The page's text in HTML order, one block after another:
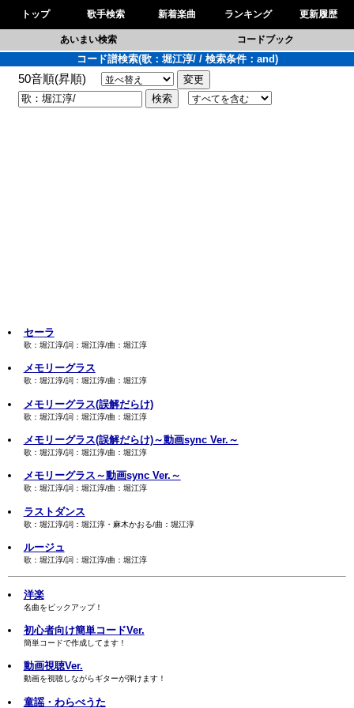
トップ 歌手検索 新着楽曲 ランキング 更新履歴
あいまい検索 コードブック
コード譜検索(歌：堀江淳/ / 検索条件：and)
50音順(昇順)
セーラ
歌：堀江淳/詞：堀江淳/曲：堀江淳
メモリーグラス
歌：堀江淳/詞：堀江淳/曲：堀江淳
メモリーグラス(誤解だらけ)
歌：堀江淳/詞：堀江淳/曲：堀江淳
メモリーグラス(誤解だらけ)～動画sync Ver.～
歌：堀江淳/詞：堀江淳/曲：堀江淳
メモリーグラス～動画sync Ver.～
歌：堀江淳/詞：堀江淳/曲：堀江淳
ラストダンス
歌：堀江淳/詞：堀江淳・麻木かおる/曲：堀江淳
ルージュ
歌：堀江淳/詞：堀江淳/曲：堀江淳
洋楽
名曲をピックアップ！
初心者向け簡単コードVer.
簡単コードで作成してます！
動画視聴Ver.
動画を視聴しながらギターが弾けます！
童謡・わらべうた